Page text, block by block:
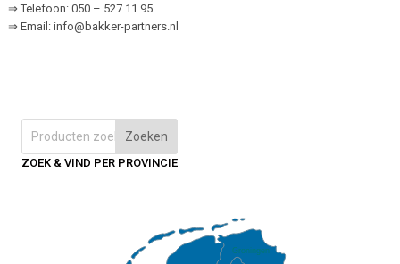
⇒ Telefoon: 050 – 527 11 95
⇒ Email: info@bakker-partners.nl
Zoeken
ZOEK & VIND PER PROVINCIE
Groningen